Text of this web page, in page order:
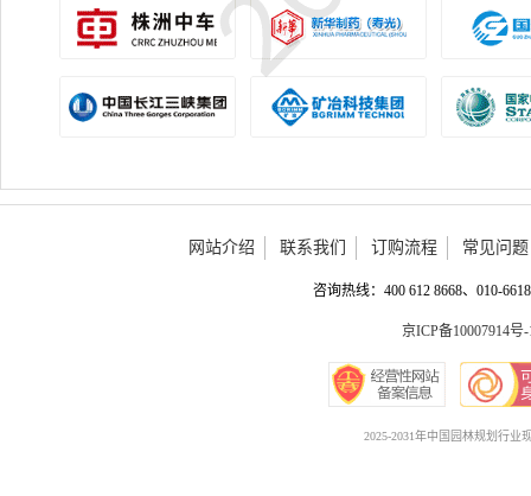
网站介绍 联系我们 订购流程 常见问题
咨询热线：400 612 8668、010-
京ICP备10007914号-
2025-2031年中国园林规划行业